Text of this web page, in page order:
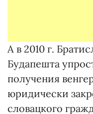
А в 2010 г.
Будапешта
получения
юридически
словацкого